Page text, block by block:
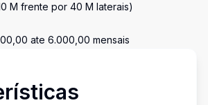
M frente por 40 M laterais)
ate 6.000,00 mensais